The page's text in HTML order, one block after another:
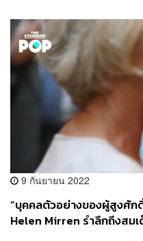
9 กันยายน 2022
“บุคคลตัวอย่างของผู้สูงศัก
Helen Mirren รำลึกถึงสมเ